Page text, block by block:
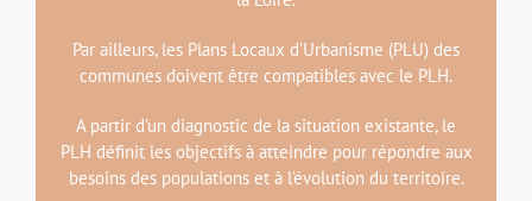
Par ailleurs, les Plans Locaux d’Urbanisme (PLU) des
communes doivent être compatibles avec le PLH.
A partir d’un diagnostic de la situation existante, le
PLH définit les objectifs à atteindre pour répondre aux
besoins des populations et à l’évolution du territoire.